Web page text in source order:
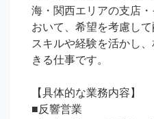
海・関西エリアの支店
おいて、希望を考慮して
スキルや経験を活かし
きる仕事です。
【具体的な業務内容】
■反響営業